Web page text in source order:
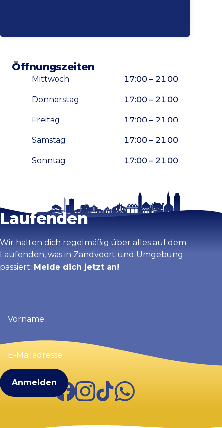
Öffnungszeiten
Mittwoch 17:00 – 21:00
Donnerstag 17:00 – 21:00
Freitag 17:00 – 21:00
Samstag 17:00 – 21:00
Sonntag 17:00 – 21:00
Karte vergrößern
Bleib auf dem
Laufenden
Wir halten dich regelmäßig über alles auf dem
Laufenden, was in Zandvoort und Umgebung
passiert. Melde dich jetzt an!
(erforderlich)
E-
Mailadresse
FacebookInstagram
TikTokWhatsApp